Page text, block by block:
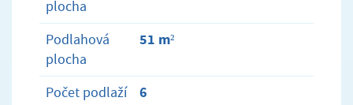
plocha
Podlahová
plocha
51 m²
Počet podlaží 6